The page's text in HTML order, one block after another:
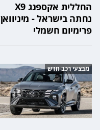
החללית אקספנג X9
נחתה בישראל - מיניוואן
פרימיום חשמלי
מבצעי רכב חדש